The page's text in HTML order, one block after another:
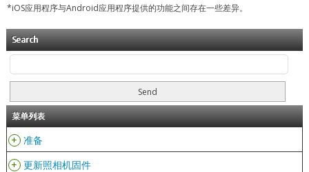
*iOS应用程序与Android应用程序提供的功能之间存在一些差异。
Search
菜单列表
+ 准备
+ 更新照相机固件